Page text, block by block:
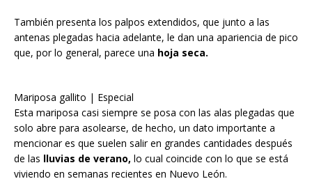
También presenta los palpos extendidos, que junto a las
antenas plegadas hacia adelante, le dan una apariencia de pico
que, por lo general, parece una hoja seca.
Mariposa gallito | Especial
Esta mariposa casi siempre se posa con las alas plegadas que
solo abre para asolearse, de hecho, un dato importante a
mencionar es que suelen salir en grandes cantidades después
de las lluvias de verano, lo cual coincide con lo que se está
viviendo en semanas recientes en Nuevo León.